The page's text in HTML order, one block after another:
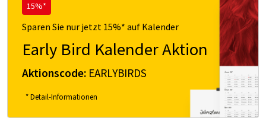
15%*
Sparen Sie nur jetzt 15%* auf Kalender
Early Bird Kalender Aktion
Aktionscode: EARLYBIRDS
* Detail-Informationen